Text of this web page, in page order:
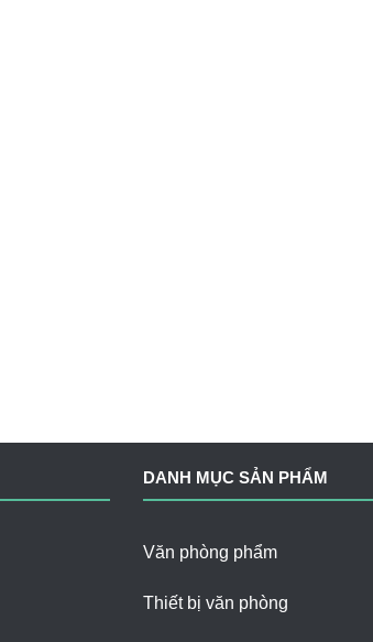
DANH MỤC SẢN PHẨM
Văn phòng phẩm
Thiết bị văn phòng